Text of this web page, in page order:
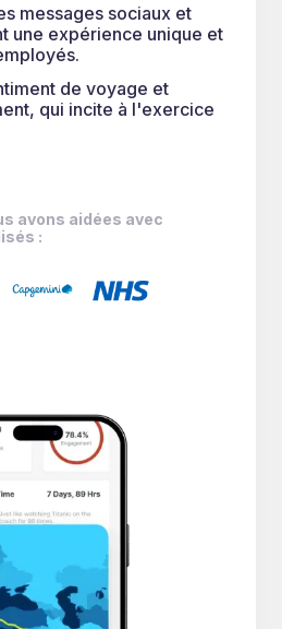
messages sociaux et
une expérience unique et
de voyage et
qui incite à l'exercice
avons aidées avec
: